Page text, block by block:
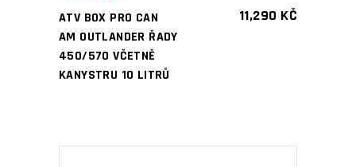
ATV BOX PRO CAN
AM OUTLANDER ŘADY
450/570 VČETNĚ
KANYSTRU 10 LITRŮ
11,290 KČ